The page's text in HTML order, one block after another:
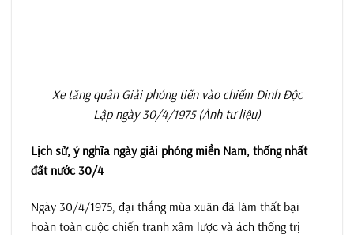
Xe tăng quân Giải phóng tiến vào chiếm Dinh Độc
Lập ngày 30/4/1975 (Ảnh tư liệu)
Lịch sử, ý nghĩa ngày giải phóng miền Nam, thống nhất
đất nước 30/4
Ngày 30/4/1975, đại thắng mùa xuân đã làm thất bại
hoàn toàn cuộc chiến tranh xâm lược và ách thống trị